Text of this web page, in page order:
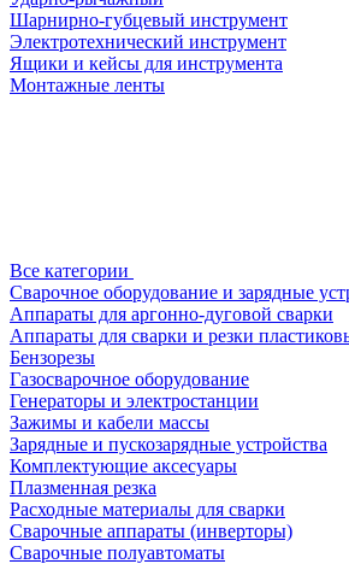
Шарнирно-губцевый инструмент
Электротехнический инструмент
Ящики и кейсы для инструмента
Монтажные ленты
Все категории
Сварочное оборудование и зарядные
Аппараты для аргонно-дуговой сварки
Аппараты для сварки и резки
Бензорезы
Газосварочное оборудование
Генераторы и электростанции
Зажимы и кабели массы
Зарядные и пускозарядные устройства
Комплектующие аксесуары
Плазменная резка
Расходные материалы для сварки
Сварочные аппараты (инверторы)
Сварочные полуавтоматы